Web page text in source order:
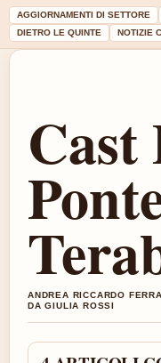
AGGIORNAMENTI DI SETTORE
DIETRO LE QUINTE
NOTIZIE
Cast
ANDREA RICCARDO
DA GIULIA ROSSI